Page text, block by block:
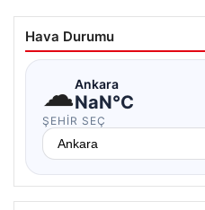
Hava Durumu
☁Ankara
NaN°C
ŞEHIR SEÇ